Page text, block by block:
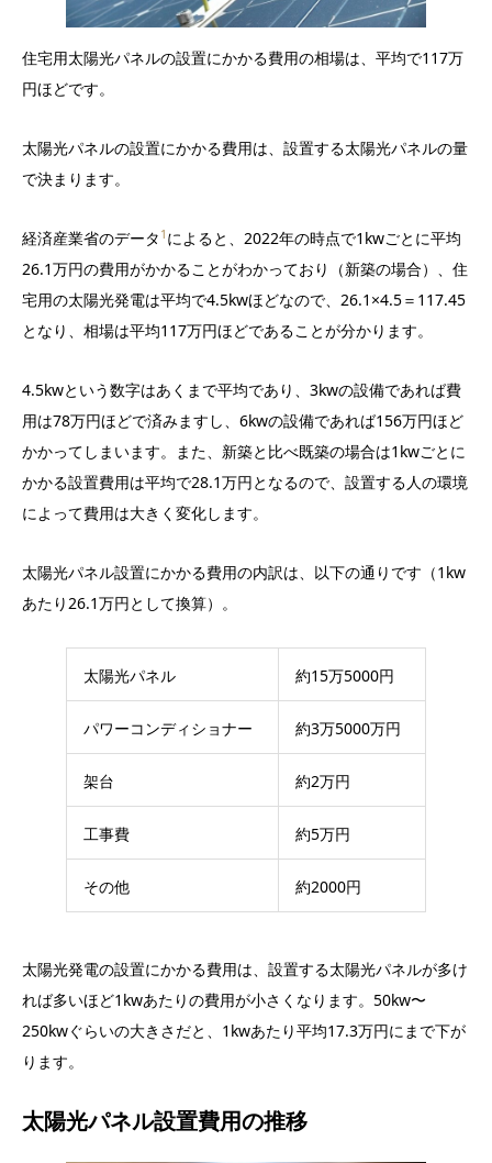
住宅用太陽光パネルの設置にかかる費用の相場は、平均で117万
円ほどです。
太陽光パネルの設置にかかる費用は、設置する太陽光パネルの量
で決まります。
経済産業省のデータ 1 によると、2022年の時点で1kwごとに平均
26.1万円の費用がかかることがわかっており（新築の場合）、住
宅用の太陽光発電は平均で4.5kwほどなので、26.1×4.5＝117.45
となり、相場は平均117万円ほどであることが分かります。
4.5kwという数字はあくまで平均であり、3kwの設備であれば費
用は78万円ほどで済みますし、6kwの設備であれば156万円ほど
かかってしまいます。また、新築と比べ既築の場合は1kwごとに
かかる設置費用は平均で28.1万円となるので、設置する人の環境
によって費用は大きく変化します。
太陽光パネル設置にかかる費用の内訳は、以下の通りです（1kw
あたり26.1万円として換算）。
太陽光パネル 約15万5000円
パワーコンディショナー 約3万5000万円
架台 約2万円
工事費 約5万円
その他 約2000円
太陽光発電の設置にかかる費用は、設置する太陽光パネルが多け
れば多いほど1kwあたりの費用が小さくなります。50kw〜
250kwぐらいの大きさだと、1kwあたり平均17.3万円にまで下が
ります。
太陽光パネル設置費用の推移